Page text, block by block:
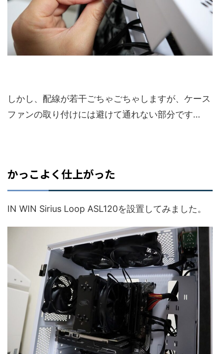
しかし、配線が若干ごちゃごちゃしますが、ケース
ファンの取り付けには避けて通れない部分です…
かっこよく仕上がった
IN WIN Sirius Loop ASL120を設置してみました。